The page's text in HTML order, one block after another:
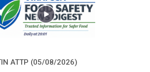
ĐIỂM TIN ATTP (05/08/2026)